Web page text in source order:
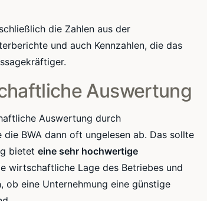
die Zahlen aus der
und auch Kennzahlen, die das
Auswertung
Auswertung durch
BWA dann oft ungelesen ab. Das sollte
bietet eine sehr hochwertige
wirtschaftliche Lage des Betriebes und
ob eine Unternehmung eine günstige